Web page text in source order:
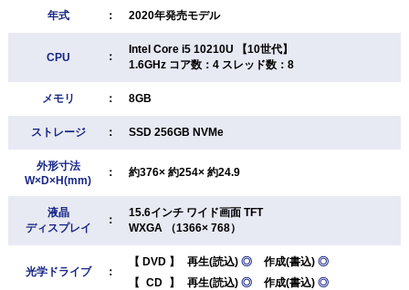
年式 ： 2020年発売モデル
CPU ：
Intel Core i5 10210U 【10世代】
1.6GHz コア数：4 スレッド数：8
メモリ ： 8GB
ストレージ ： SSD 256GB NVMe
外形寸法
W×D×H(mm)
： 約376× 約254× 約24.9
液晶
ディスプレイ
：
15.6インチ ワイド画面 TFT
WXGA （1366× 768）
光学ドライブ ：
【 DVD 】 再生(読込) ◎ 作成(書込) ◎
【 CD 】 再生(読込) ◎ 作成(書込) ◎